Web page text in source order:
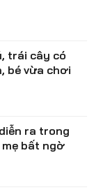
trái cây có
bé vừa chơi
ra trong
bất ngờ